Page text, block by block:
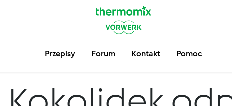
Przepisy Forum Kontakt Pomoc